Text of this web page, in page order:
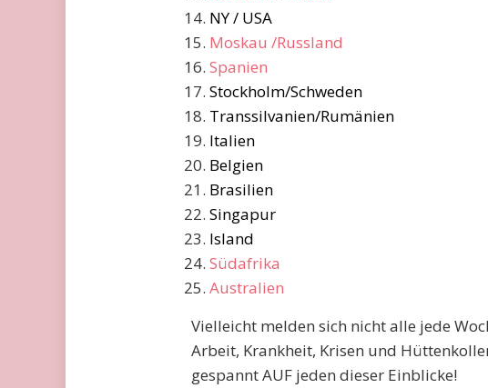
NY / USA
Moskau /Russland
Spanien
Stockholm/Schweden
Transsilvanien/Rumänien
Italien
Belgien
Brasilien
Singapur
Island
Südafrika
Australien
Vielleicht melden sich nicht alle jede
Arbeit, Krankheit, Krisen und
gespannt AUF jeden dieser Einblicke!